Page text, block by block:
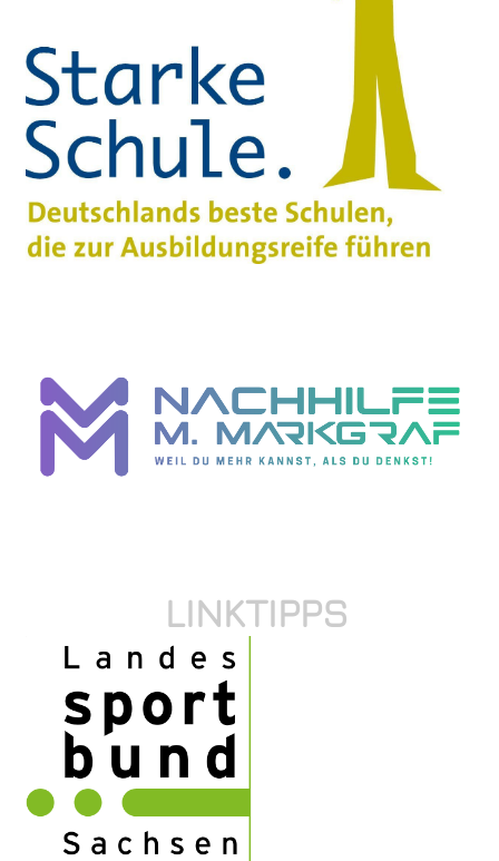
LINKTIPPS